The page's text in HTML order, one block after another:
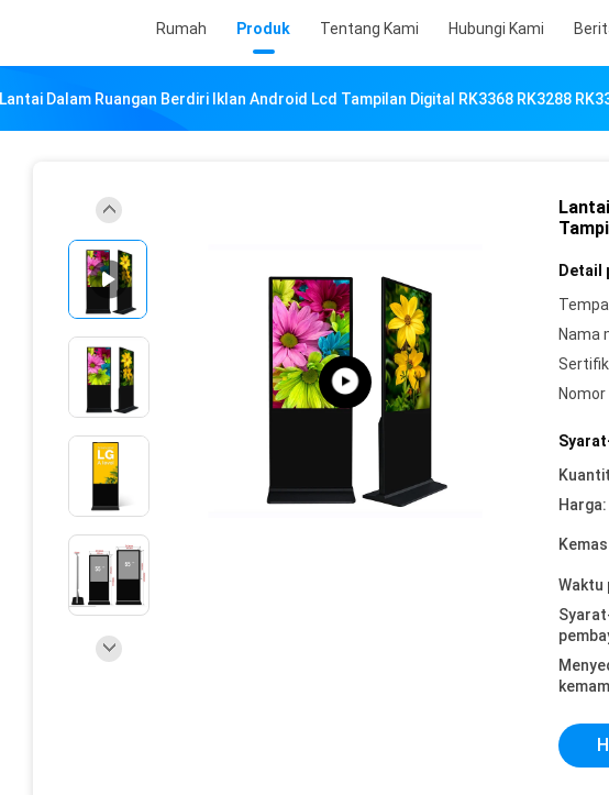
Rumah Produk Tentang Kami Hubungi Kami
Lantai Dalam Ruangan Berdiri Iklan Android Lcd Tampilan Digital RK3368 RK3288
Detail
Nama
Harga:
Waktu